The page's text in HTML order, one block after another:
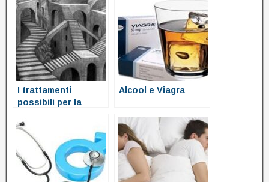
I trattamenti
possibili per la
Alcool e Viagra